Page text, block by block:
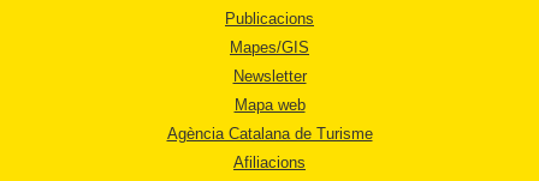
Publicacions
Mapes/GIS
Newsletter
Mapa web
Agència Catalana de Turisme
Afiliacions